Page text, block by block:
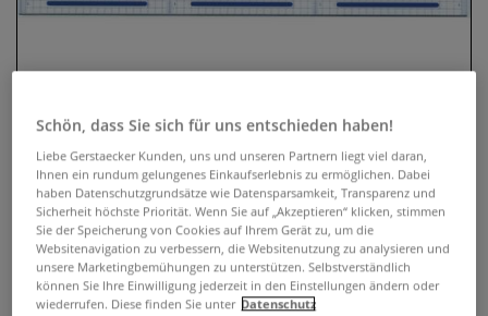
RUMOLD Zeichen- und Schneide-
Schön, dass Sie sich für uns entschieden haben!
Liebe Gerstaecker Kunden, uns und unseren Partnern liegt viel daran,
Ihnen ein rundum gelungenes Einkaufserlebnis zu ermöglichen. Dabei
haben Datenschutzgrundsätze wie Datensparsamkeit, Transparenz und
Sicherheit höchste Priorität. Wenn Sie auf „Akzeptieren“ klicken, stimmen
Sie der Speicherung von Cookies auf Ihrem Gerät zu, um die
Websitenavigation zu verbessern, die Websitenutzung zu analysieren und
unsere Marketingbemühungen zu unterstützen. Selbstverständlich
können Sie Ihre Einwilligung jederzeit in den Einstellungen ändern oder
wiederrufen. Diese finden Sie unter Datenschutz